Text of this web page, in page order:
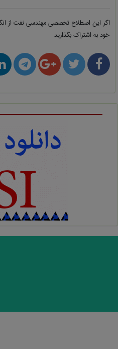
اگر این اصطلاح تخصصیمهندسی نفت از
خود به اشتراک بگذارید